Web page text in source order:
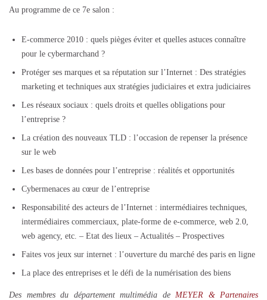
Au programme de ce 7e salon :
E-commerce 2010 : quels pièges éviter et quelles astuces connaître
pour le cybermarchand ?
Protéger ses marques et sa réputation sur l’Internet : Des stratégies
marketing et techniques aux stratégies judiciaires et extra judiciaires
Les réseaux sociaux : quels droits et quelles obligations pour
l’entreprise ?
La création des nouveaux TLD : l’occasion de repenser la présence
sur le web
Les bases de données pour l’entreprise : réalités et opportunités
Cybermenaces au cœur de l’entreprise
Responsabilité des acteurs de l’Internet : intermédiaires techniques,
intermédiaires commerciaux, plate-forme de e-commerce, web 2.0,
web agency, etc. – Etat des lieux – Actualités – Prospectives
Faites vos jeux sur internet : l’ouverture du marché des paris en ligne
La place des entreprises et le défi de la numérisation des biens
Des membres du département multimédia deMEYER & Partenaires